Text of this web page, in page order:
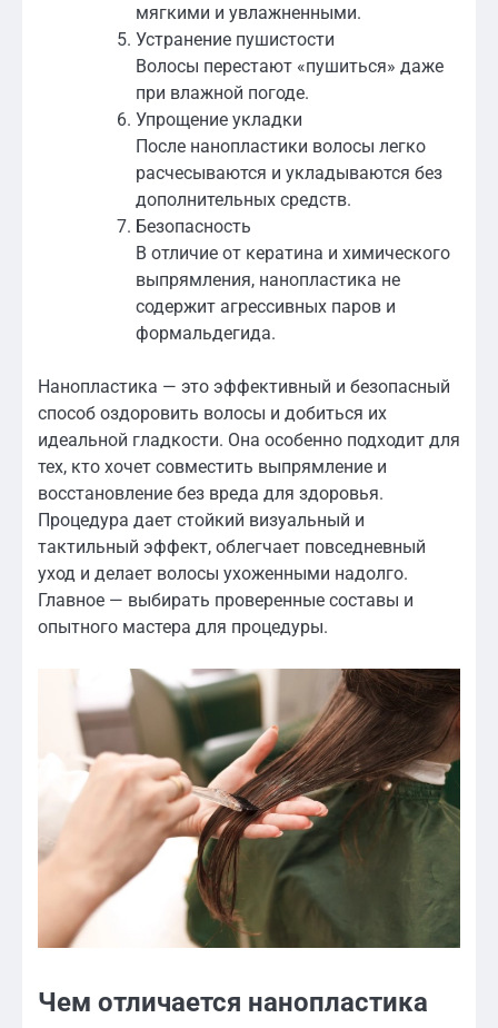
мягкими и увлажненными.
Устранение пушистости
Волосы перестают «пушиться» даже
при влажной погоде.
Упрощение укладки
После нанопластики волосы легко
расчесываются и укладываются без
дополнительных средств.
Безопасность
В отличие от кератина и химического
выпрямления, нанопластика не
содержит агрессивных паров и
формальдегида.
Нанопластика — это эффективный и безопасный
способ оздоровить волосы и добиться их
идеальной гладкости. Она особенно подходит для
тех, кто хочет совместить выпрямление и
восстановление без вреда для здоровья.
Процедура дает стойкий визуальный и
тактильный эффект, облегчает повседневный
уход и делает волосы ухоженными надолго.
Главное — выбирать проверенные составы и
опытного мастера для процедуры.
Чем отличается нанопластика